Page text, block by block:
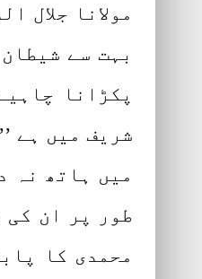
مولانا جلال
بہت سے
پکڑانا
شریف میں ہے
میں ہاتھ نہ
طور پر ان کی
محمدی کا